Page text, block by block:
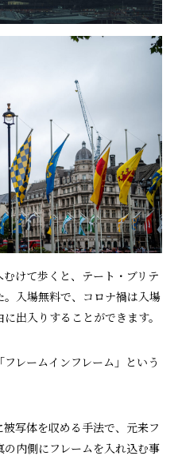
けて歩くと、テート・ブリテ
入場無料で、コロナ禍は入場
出入りすることができます。
レームインフレーム」という
写体を収める手法で、元来フ
内側にフレームを入れ込む事